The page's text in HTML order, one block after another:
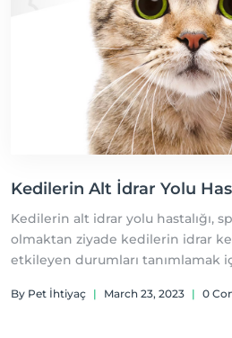
Kedilerin Alt İdrar Yolu
Kedilerin alt idrar yolu hastalığı,
olmaktan ziyade kedilerin idrar
etkileyen durumları tanımlamak
diagnostik tetkikler yapmadan
By Pet İhtiyaç | March 23, 2023 | 0